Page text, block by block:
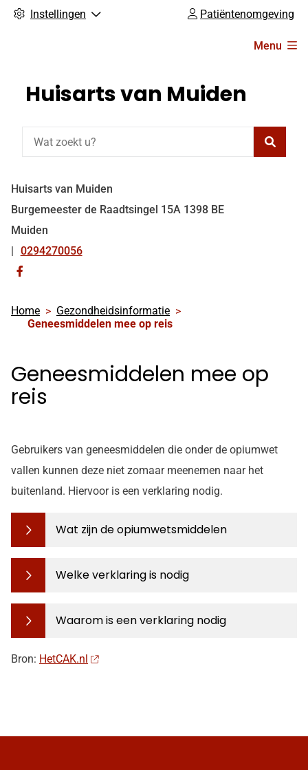
Instellingen Patiëntenomgeving
Menu
Huisarts van Muiden
Huisarts van Muiden
Burgemeester de Raadtsingel 15A 1398 BE
Muiden
Tel:
0294270056
facebook
Home
Gezondheidsinformatie
Geneesmiddelen mee op reis
Geneesmiddelen mee op
reis
Gebruikers van geneesmiddelen die onder de opiumwet
vallen kunnen deze niet zomaar meenemen naar het
buitenland. Hiervoor is een verklaring nodig.
Wat zijn de opiumwetsmiddelen
Welke verklaring is nodig
Waarom is een verklaring nodig
Bron: HetCAK.nl